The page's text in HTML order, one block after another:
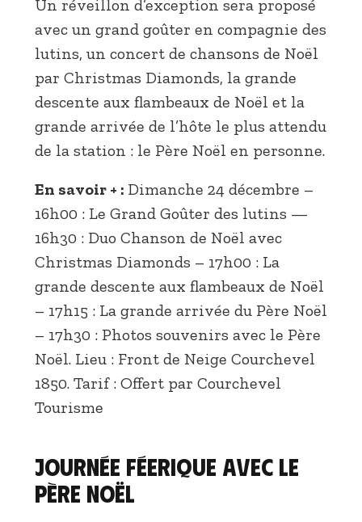
Un réveillon d’exception sera proposé
avec un grand goûter en compagnie des
lutins, un concert de chansons de Noël
par Christmas Diamonds, la grande
descente aux flambeaux de Noël et la
grande arrivée de l’hôte le plus attendu
de la station : le Père Noël en personne.
En savoir + : Dimanche 24 décembre –
16h00 : Le Grand Goûter des lutins —
16h30 : Duo Chanson de Noël avec
Christmas Diamonds – 17h00 : La
grande descente aux flambeaux de Noël
– 17h15 : La grande arrivée du Père Noël
– 17h30 : Photos souvenirs avec le Père
Noël. Lieu : Front de Neige Courchevel
1850. Tarif : Offert par Courchevel
Tourisme
Journée féerique avec le
Père Noël